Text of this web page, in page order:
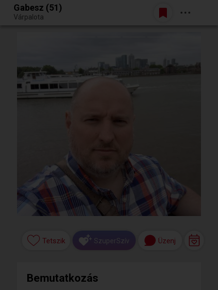
Egy jó randiból bármi lehet.
Belépés
Gabesz (51)
Várpalota
Tetszik SzuperSzív Üzenj
Bemutatkozás